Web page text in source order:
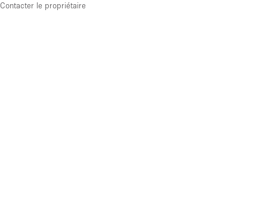
Contacter le propriétaire